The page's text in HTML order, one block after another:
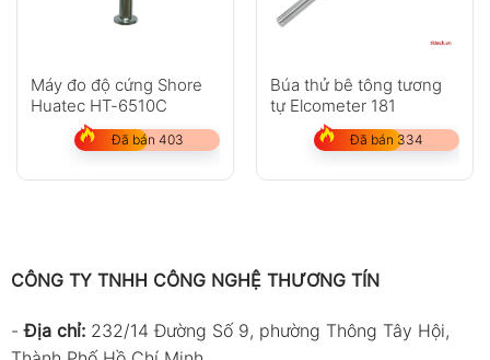
Máy đo độ cứng Shore
Huatec HT-6510C
Đã bán 403
Búa thử bê tông tương
tự Elcometer 181
Đã bán 334
CÔNG TY TNHH CÔNG NGHỆ THƯƠNG TÍN
-Địa chỉ: 232/14 Đường Số 9, phường Thông Tây Hội,